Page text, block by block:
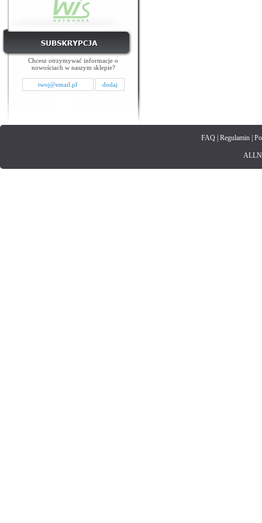
Chcesz otrzymywać informacje o
nowościach w naszym sklepie?
FAQ| Regulamin|